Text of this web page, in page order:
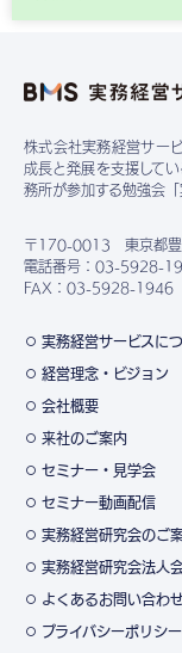
株式会社実務経営サー
成長と発展を支援して
務所が参加する勉強会「
〒170-0013 東京都豊
電話番号：03-5928-
FAX：03-5928-1946
実務経営サービスに
経営理念・ビジョン
会社概要
来社のご案内
セミナー・見学会
セミナー動画配信
実務経営研究会のご
実務経営研究会法人
よくあるお問い合わ
プライバシーポリシー